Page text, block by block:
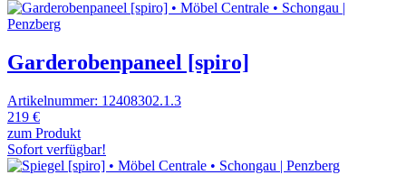
Garderobenpaneel [spiro]
Artikelnummer: 12408302.1.3
219 €
zum Produkt
Sofort verfügbar!